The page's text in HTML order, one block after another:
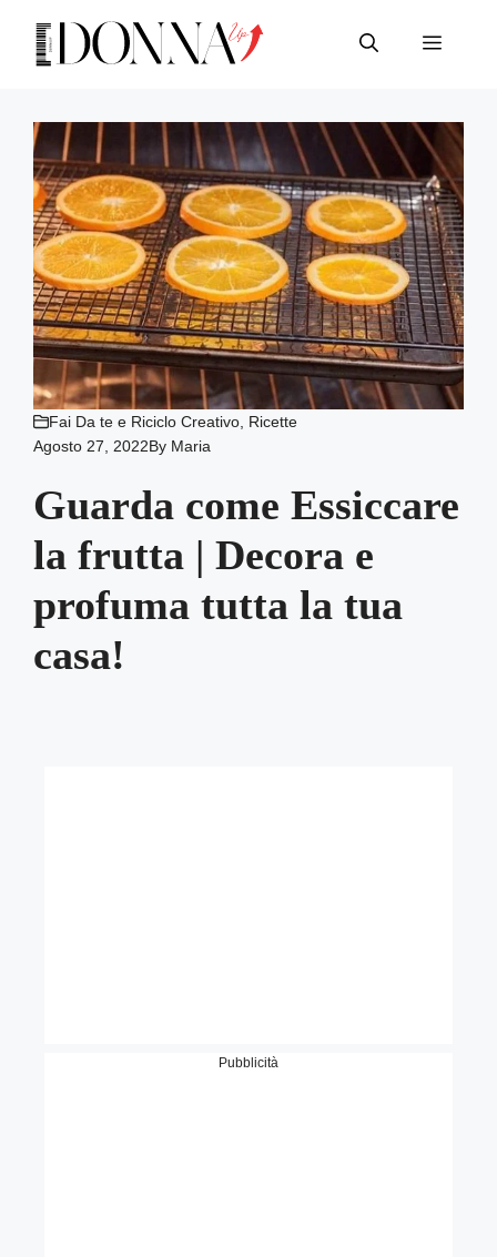
contenuto
Menu
Fai Da te e Riciclo Creativo Ricette
Agosto 27, 2022By Maria
Guarda come Essiccare
la frutta | Decora e
profuma tutta la tua
casa!
Pubblicità